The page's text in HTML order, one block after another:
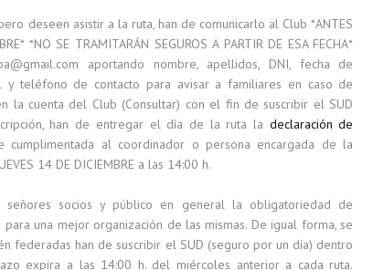
deseen asistir a la ruta, han de comunicarlo al Club *ANTES
*NO SE TRAMITARÁN SEGUROS A PARTIR DE ESA FECHA*
aportando nombre, apellidos, DNI, fecha de
y teléfono de contacto para avisar a familiares en caso de
la cuenta del Club (Consultar) con el fin de suscribir el SUD
han de entregar el día de la ruta la declaración de
cumplimentada al coordinador o persona encargada de la
14 DE DICIEMBRE a las 14:00 h.
señores socios y público en general la obligatoriedad de
una mejor organización de las mismas. De igual forma, se
federadas han de suscribir el SUD (seguro por un día) dentro
expira a las 14:00 h. del miércoles anterior a cada ruta.